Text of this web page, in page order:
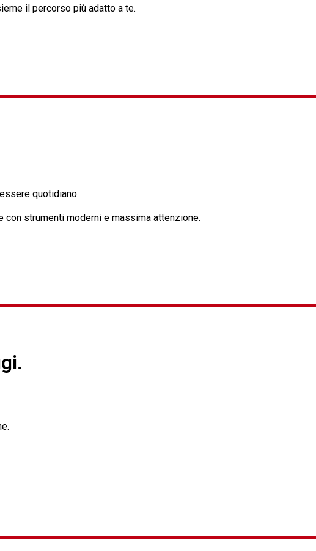
il percorso più adatto a te.
quotidiano.
strumenti moderni e massima attenzione.